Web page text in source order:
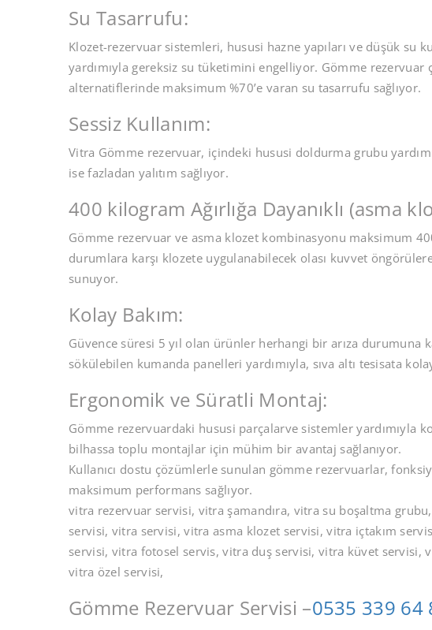
Su Tasarrufu:
Klozet-rezervuar sistemleri, hususi hazne yapıları ve düşük su
yardımıyla gereksiz su tüketimini engelliyor. Gömme
alternatiflerinde maksimum %70’e varan su tasarrufu sağlıyor.
Sessiz Kullanım:
Vitra Gömme rezervuar, içindeki hususi doldurma grubu
ise fazladan yalıtım sağlıyor.
400 kilogram Ağırlığa Dayanıklı (asma
Gömme rezervuar ve asma klozet kombinasyonu maksimum
durumlara karşı klozete uygulanabilecek olası kuvvet
sunuyor.
Kolay Bakım:
Güvence süresi 5 yıl olan ürünler herhangi bir arıza durumuna
sökülebilen kumanda panelleri yardımıyla, sıva altı tesisata
Ergonomik ve Süratli Montaj:
Gömme rezervuardaki hususi parçalarve sistemler yardımıyla
bilhassa toplu montajlar için mühim bir avantaj sağlanıyor.
Kullanıcı dostu çözümlerle sunulan gömme rezervuarlar,
maksimum performans sağlıyor.
vitra rezervuar servisi, vitra şamandıra, vitra su boşaltma
servisi, vitra servisi, vitra asma klozet servisi, vitra içtakım
servisi, vitra fotosel servis, vitra duş servisi, vitra küvet
vitra özel servisi,
Gömme Rezervuar Servisi –0535 339 64